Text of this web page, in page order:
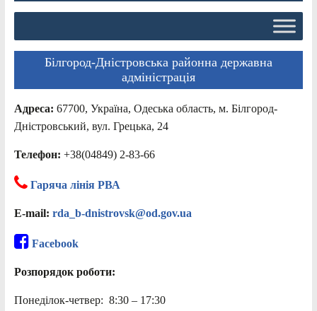
Білгород-Дністровська районна державна
адміністрація
Адреса: 67700, Україна, Одеська область, м. Білгород-
Дністровський, вул. Грецька, 24
Телефон: +38(04849) 2-83-66
Гаряча лінія РВА
E-mail: rda_b-dnistrovsk@od.gov.ua
Facebook
Розпорядок роботи:
Понеділок-четвер: 8:30 – 17:30